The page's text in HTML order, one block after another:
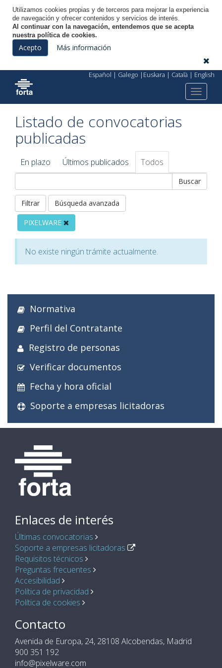
Utilizamos cookies propias y de terceros para mejorar la experiencia
de navegación y ofrecer contenidos y servicios de interés.
Al continuar con la navegación, entendemos que se acepta
nuestra política de cookies.
Acepto Más información
Español | Galego | Euskara | Català | English
Toggle
Licitación Electrónica
Inicio
Listado de convocatorias
publicadas
En plazo Últimos publicados Todos
Filtrar Búsqueda avanzada
PIXELWARE
No existe ningún trámite actualmente.
Normativa
Perfil del Contratante
Registro de personas
Verificar documentos
Fecha y hora oficial
Soporte a empresas licitadoras
Enlaces de interés
Últimas convocatorias
Soporte a empresas licitadoras
Requisitos técnicos
Preguntas frecuentes
Accesibilidad
Política de privacidad
Política de cookies
Contacto
Avenida de Europa, 24, 28108 Alcobendas, Madrid
900 351 192
info@pixelware.com